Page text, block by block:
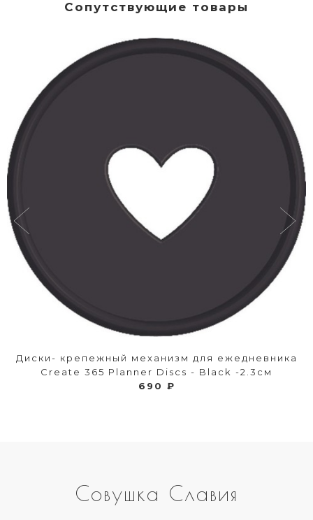
Сопутствующие товары
Диски- крепежный механизм для ежедневника
Create 365 Planner Discs - Black -2.3см
690 ₽
Совушка Славия